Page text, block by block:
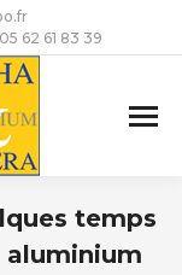
05 62 61 83 39
temps
aluminium